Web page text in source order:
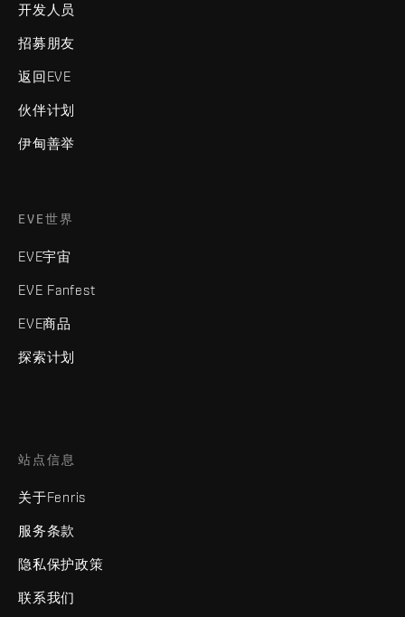
开发人员
招募朋友
返回EVE
伙伴计划
伊甸善举
EVE世界
EVE宇宙
EVE Fanfest
EVE商品
探索计划
站点信息
关于Fenris
服务条款
隐私保护政策
联系我们